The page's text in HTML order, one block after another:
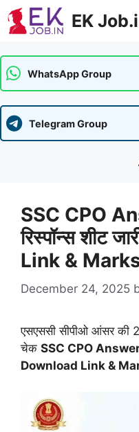
Skip
to
EK
WhatsApp Group
Telegram Group
SSC CPO
रिस्पॉन्स शीट
Link &
December 24, 2025
एसएससी सीपीओ आंसर की
चेक SSC CPO Answer
Download Link &